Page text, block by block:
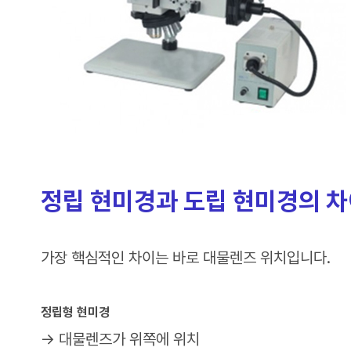
정립 현미경과 도립 현미경의
가장 핵심적인 차이는 바로 대물렌즈 위치입니다.
정립형 현미경
→ 대물렌즈가 위쪽에 위치